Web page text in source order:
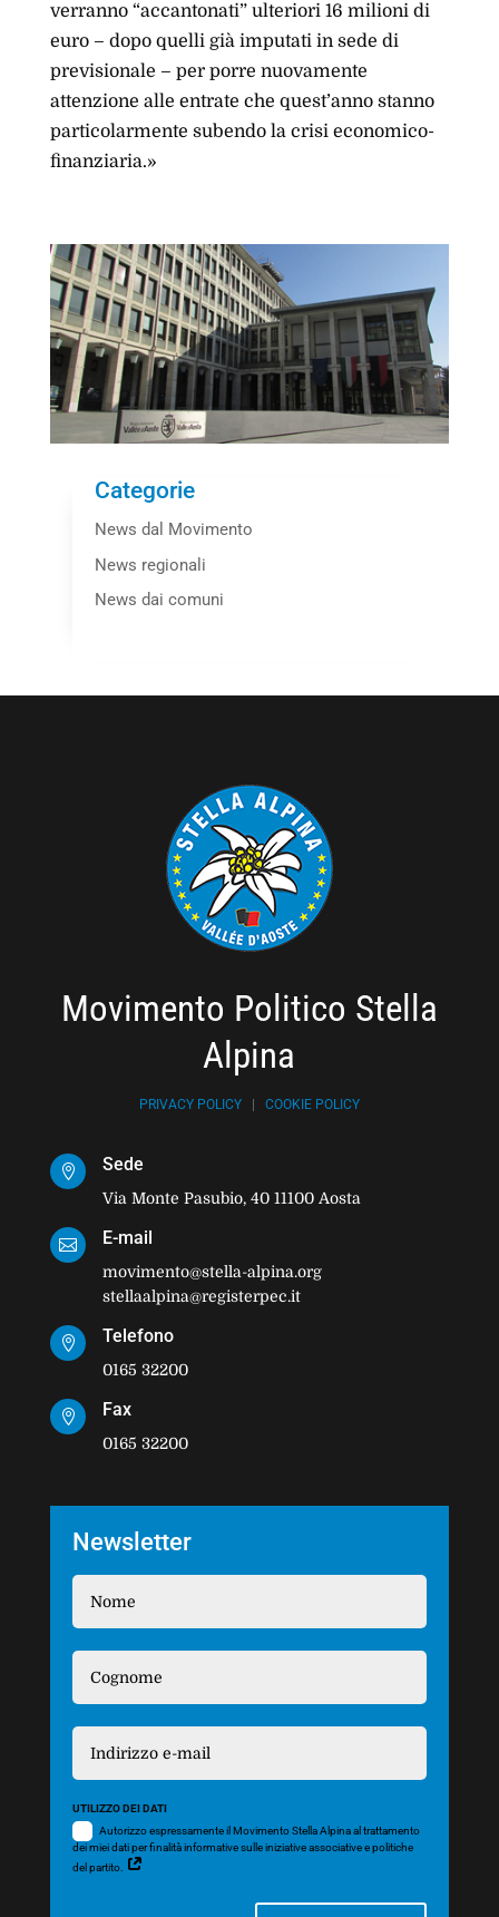
verranno “accantonati” ulteriori 16 milioni di
euro – dopo quelli già imputati in sede di
previsionale – per porre nuovamente
attenzione alle entrate che quest’anno stanno
particolarmente subendo la crisi economico-
finanziaria.»
Categorie
News dal Movimento
News regionali
News dai comuni
Movimento Politico Stella
Alpina
PRIVACY POLICY| COOKIE POLICY
 Sede
Via Monte Pasubio, 40 11100 Aosta
 E-mail
movimento@stella-alpina.org
stellaalpina@registerpec.it
 Telefono
0165 32200
 Fax
0165 32200
Newsletter
UTILIZZO DEI DATI
Autorizzo espressamente il Movimento Stella Alpina al trattamento
dei miei dati per finalità informative sulle iniziative associative e politiche
del partito.